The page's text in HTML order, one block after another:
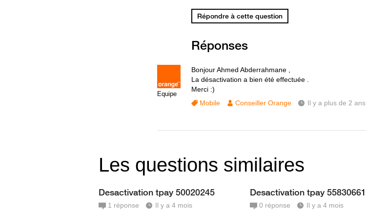
Répondre à cette question
Réponses
Equipe
Bonjour Ahmed Abderrahmane ,
La désactivation a bien été effectuée .
Merci :)
Mobile
Conseiller Orange Il y a plus de 2 ans
Les questions similaires
Desactivation tpay 50020245
1 réponse Il y a 4 mois
Desactivation tpay 55830661
0 réponse Il y a 4 mois